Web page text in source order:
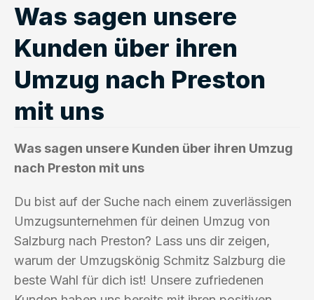
Was sagen unsere
Kunden über ihren
Umzug nach Preston
mit uns
Was sagen unsere Kunden über ihren Umzug
nach Preston mit uns
Du bist auf der Suche nach einem zuverlässigen
Umzugsunternehmen für deinen Umzug von
Salzburg nach Preston? Lass uns dir zeigen,
warum der Umzugskönig Schmitz Salzburg die
beste Wahl für dich ist! Unsere zufriedenen